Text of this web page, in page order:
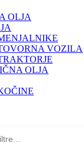
OLJA
VOZILA
OLJA